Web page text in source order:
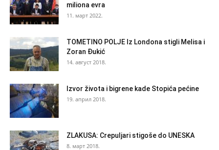
miliona evra
11. март 2022.
TOMETINO POLJE Iz Londona stigli Melisa i
Zoran Đukić
14. август 2018.
Izvor života i bigrene kade Stopića pećine
19. април 2018.
ZLAKUSA: Crepuljari stigoše do UNESKA
8. март 2018.